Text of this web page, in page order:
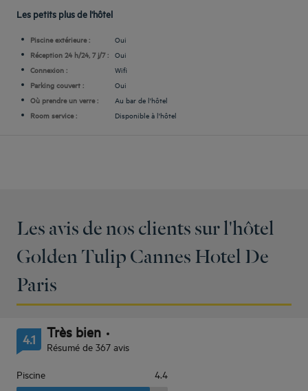
Les petits plus de l'hôtel
Piscine extérieure :
Oui
Réception 24 h/24, 7 j/7 : Oui
Connexion :
Wifi
Parking couvert :
Oui
Où prendre un verre :
Au bar de l'hôtel
Room service :
Disponible à l'hôtel
Les avis de nos clients sur l'hôtel
Golden Tulip Cannes Hotel De
Paris
4.1 Très bien
Résumé de 367 avis
Piscine 4.4